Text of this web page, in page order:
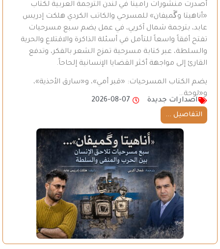
أصدرت منشورات رامينا في لندن الترجمة العربية لكتاب
«أناهيتا وگَميفان» للمسرحي والكاتب الكردي هلكت إدريس
عابد، بترجمة شمال آكريي، في عمل يضم سبع مسرحيات
تفتح أفقاً واسعاً للتأمل في أسئلة الذاكرة والاقتلاع والحرية
والسلطة، عبر كتابة مسرحية تمزج الشعر بالفكر، وتدفع
القارئ إلى مواجهة أكثر القضايا الإنسانية إلحاحاً.
يضم الكتاب المسرحيات: «قبر أمي»، و«سارق الأحذية»،
و«لوحة…
اصدارات جديدة
2026-08-07
التفاصيل ...